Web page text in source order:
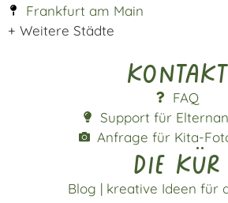
Frankfurt am Main
+ Weitere Städte
Kontakt
FAQ
Support für
Anfrage für Kita-
die kür
Blog | kreative Ideen für